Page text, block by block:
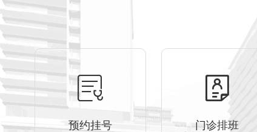
预约挂号 门诊排班